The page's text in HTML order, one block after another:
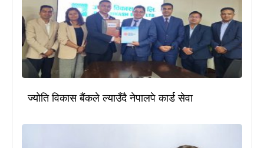
ज्योति विकास बैंकले ल्याउँदै नेपालपे कार्ड सेवा